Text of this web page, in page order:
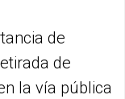
de
de
la vía pública